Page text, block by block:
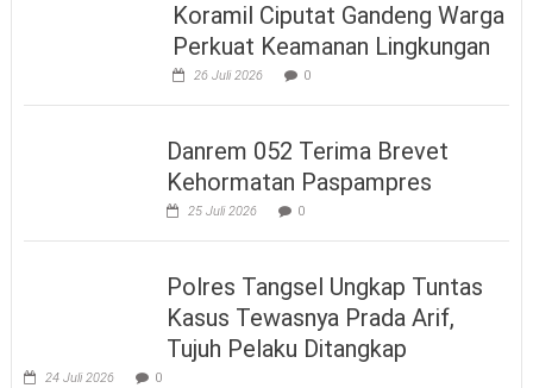
Koramil Ciputat Gandeng Warga
Perkuat Keamanan Lingkungan
26 Juli 2026 0
Danrem 052 Terima Brevet
Kehormatan Paspampres
25 Juli 2026 0
Polres Tangsel Ungkap Tuntas
Kasus Tewasnya Prada Arif,
Tujuh Pelaku Ditangkap
24 Juli 2026 0